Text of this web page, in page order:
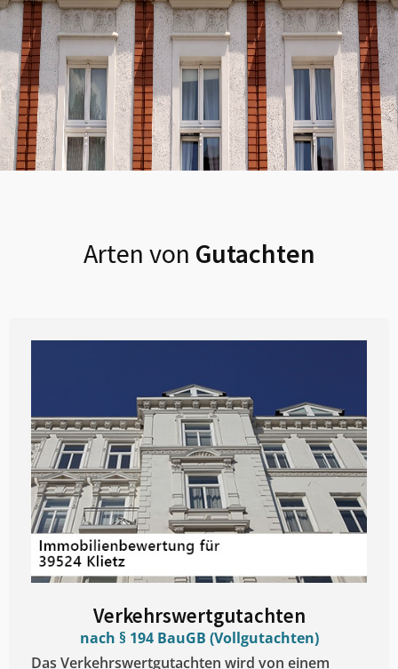
Arten von Gutachten
Verkehrswertgutachten
nach § 194 BauGB (Vollgutachten)
Das Verkehrswertgutachten wird von einem